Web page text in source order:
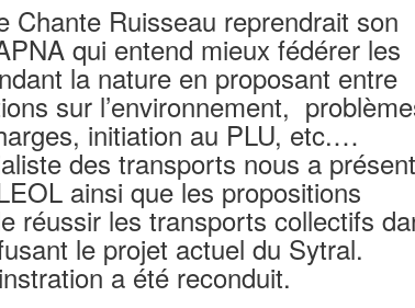
Chante Ruisseau reprendrait son
qui entend mieux fédérer les
la nature en proposant entre
sur l’environnement,
initiation au PLU, etc.…
des transports nous a
ainsi que les propositions
réussir les transports collectifs
le projet actuel du Sytral.
a été reconduit.